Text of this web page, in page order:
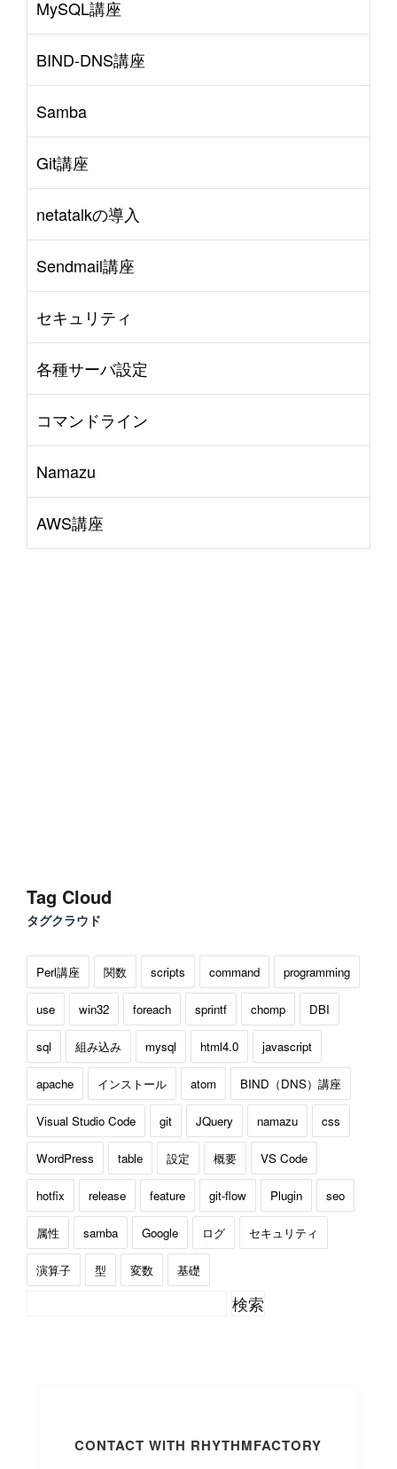
MySQL講座
BIND-DNS講座
Samba
Git講座
netatalkの導入
Sendmail講座
セキュリティ
各種サーバ設定
コマンドライン
Namazu
AWS講座
Tag Cloud
タグクラウド
Perl講座 関数 scripts command programming
use win32 foreach sprintf chomp DBI
sql 組み込み mysql html4.0 javascript
apache インストール atom BIND（DNS）講座
Visual Studio Code git JQuery namazu css
WordPress table 設定 概要 VS Code
hotfix release feature git-flow Plugin seo
属性 samba Google ログ セキュリティ
演算子 型 変数 基礎
CONTACT WITH RHYTHMFACTORY